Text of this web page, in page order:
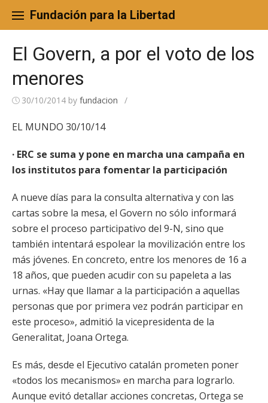
content
Fundación para la Libertad
El Govern, a por el voto de los
menores
30/10/2014 by fundacion /
EL MUNDO 30/10/14
· ERC se suma y pone en marcha una campaña en
los institutos para fomentar la participación
A nueve días para la consulta alternativa y con las
cartas sobre la mesa, el Govern no sólo informará
sobre el proceso participativo del 9-N, sino que
también intentará espolear la movilización entre los
más jóvenes. En concreto, entre los menores de 16 a
18 años, que pueden acudir con su papeleta a las
urnas. «Hay que llamar a la participación a aquellas
personas que por primera vez podrán participar en
este proceso», admitió la vicepresidenta de la
Generalitat, Joana Ortega.
Es más, desde el Ejecutivo catalán prometen poner
«todos los mecanismos» en marcha para lograrlo.
Aunque evitó detallar acciones concretas, Ortega se